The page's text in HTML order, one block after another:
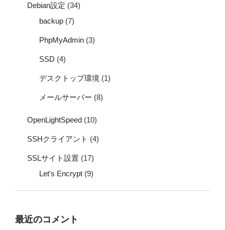
Debian設定 (34)
backup (7)
PhpMyAdmin (3)
SSD (4)
デスクトップ環境 (1)
メールサーバー (8)
OpenLightSpeed (10)
SSHクライアント (4)
SSLサイト設置 (17)
Let's Encrypt (9)
最近のコメント